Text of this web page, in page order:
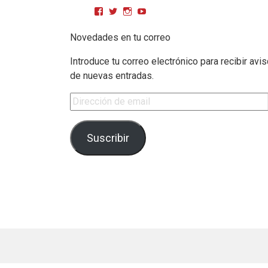
Ver perfil de CPMGarciaMatos en Facebook
Ver perfil de cpmgarciamatos en Twitter
Ver perfil de cpmgarciamatos en
Novedades en tu correo
Introduce tu correo electrónico para recibir
de nuevas entradas.
Dirección de email
Suscribir